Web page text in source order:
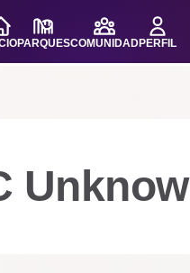
PARQUESCOMUNIDADPERFIL